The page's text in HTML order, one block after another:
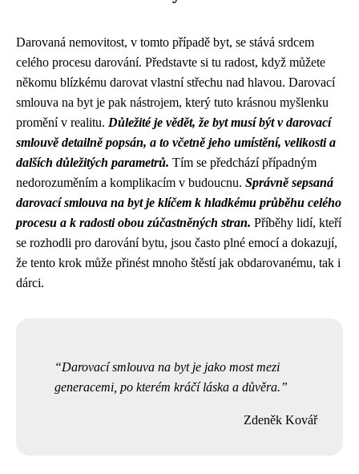
Darovaná nemovitost, v tomto případě byt, se stává srdcem
celého procesu darování. Představte si tu radost, když můžete
někomu blízkému darovat vlastní střechu nad hlavou. Darovací
smlouva na byt je pak nástrojem, který tuto krásnou myšlenku
promění v realitu. Důležité je vědět, že byt musí být v darovací
smlouvě detailně popsán, a to včetně jeho umístění, velikosti a
dalších důležitých parametrů. Tím se předchází případným
nedorozuměním a komplikacím v budoucnu. Správně sepsaná
darovací smlouva na byt je klíčem k hladkému průběhu celého
procesu a k radosti obou zúčastněných stran. Příběhy lidí, kteří
se rozhodli pro darování bytu, jsou často plné emocí a dokazují,
že tento krok může přinést mnoho štěstí jak obdarovanému, tak i
dárci.
Darovací smlouva na byt je jako most mezi
generacemi, po kterém kráčí láska a důvěra.
Zdeněk Kovář